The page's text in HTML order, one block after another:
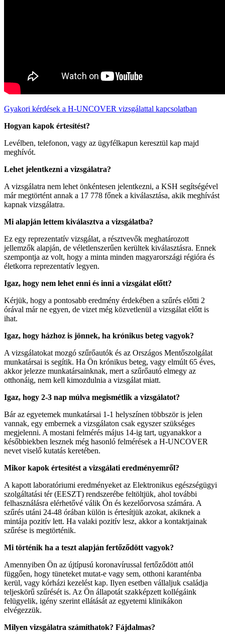
Gyakori kérdések a H-UNCOVER vizsgálattal kapcsolatban
Hogyan kapok értesítést?
Levélben, telefonon, vagy az ügyfélkapun keresztül kap majd
meghívót.
Lehet jelentkezni a vizsgálatra?
A vizsgálatra nem lehet önkéntesen jelentkezni, a KSH segítségével
már megtörtént annak a 17 778 főnek a kiválasztása, akik meghívást
kapnak vizsgálatra.
Mi alapján lettem kiválasztva a vizsgálatba?
Ez egy reprezentatív vizsgálat, a résztvevők meghatározott
jellemzők alapján, de véletlenszerűen kerültek kiválasztásra. Ennek
szempontja az volt, hogy a minta minden magyarországi régióra és
életkorra reprezentatív legyen.
Igaz, hogy nem lehet enni és inni a vizsgálat előtt?
Kérjük, hogy a pontosabb eredmény érdekében a szűrés előtti 2
órával már ne egyen, de vizet még közvetlenül a vizsgálat előtt is
ihat.
Igaz, hogy házhoz is jönnek, ha krónikus beteg vagyok?
A vizsgálatokat mozgó szűrőautók és az Országos Mentőszolgálat
munkatársai is segítik. Ha Ön krónikus beteg, vagy elmúlt 65 éves,
akkor jelezze munkatársainknak, mert a szűrőautó elmegy az
otthonáig, nem kell kimozdulnia a vizsgálat miatt.
Igaz, hogy 2-3 nap múlva megismétlik a vizsgálatot?
Bár az egyetemek munkatársai 1-1 helyszínen többször is jelen
vannak, egy embernek a vizsgálaton csak egyszer szükséges
megjelenni. A mostani felmérés május 14-ig tart, ugyanakkor a
későbbiekben lesznek még hasonló felmérések a H-UNCOVER
nevet viselő kutatás keretében.
Mikor kapok értesítést a vizsgálati eredményemről?
A kapott laboratóriumi eredményeket az Elektronikus egészségügyi
szolgáltatási tér (EESZT) rendszerébe feltöltjük, ahol további
felhasználásra elérhetővé válik Ön és kezelőorvosa számára. A
szűrés utáni 24-48 órában külön is értesítjük azokat, akiknek a
mintája pozitív lett. Ha valaki pozitív lesz, akkor a kontaktjainak
szűrése is megtörténik.
Mi történik ha a teszt alapján fertőződött vagyok?
Amennyiben Ön az újtípusú koronavírussal fertőződött attól
függően, hogy tüneteket mutat-e vagy sem, otthoni karanténba
kerül, vagy kórházi kezelést kap. Ilyen esetben vállaljuk családja
teljeskörű szűrését is. Az Ön állapotát szakképzett kollégáink
felügyelik, igény szerint ellátását az egyetemi klinikákon
elvégezzük.
Milyen vizsgálatra számíthatok? Fájdalmas?